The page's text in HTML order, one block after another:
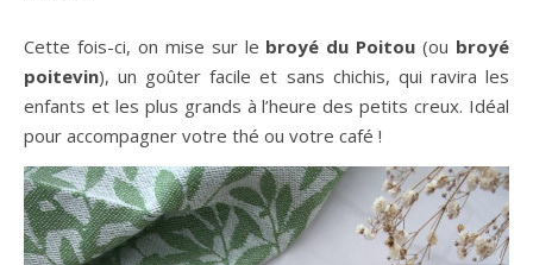
Cette fois-ci, on mise sur le broyé du Poitou (ou broyé
poitevin), un goûter facile et sans chichis, qui ravira les
enfants et les plus grands à l’heure des petits creux. Idéal
pour accompagner votre thé ou votre café !